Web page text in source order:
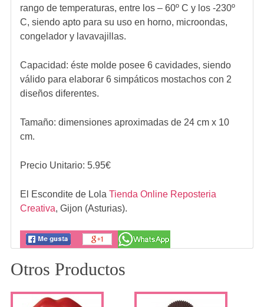
rango de temperaturas, entre los – 60º C y los -230º
C, siendo apto para su uso en horno, microondas,
congelador y lavavajillas.
Capacidad: éste molde posee 6 cavidades, siendo
válido para elaborar 6 simpáticos mostachos con 2
diseños diferentes.
Tamaño: dimensiones aproximadas de 24 cm x 10
cm.
Precio Unitario: 5.95€
El Escondite de Lola Tienda Online Reposteria
Creativa, Gijon (Asturias).
Otros Productos